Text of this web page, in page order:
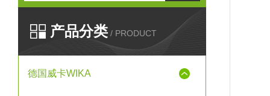
产品分类 / PRODUCT
德国威卡WIKA